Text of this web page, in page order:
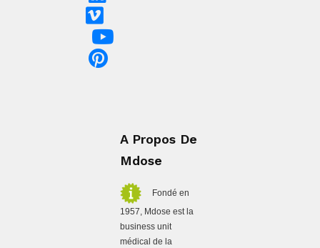
A Propos De
Mdose
Fondé en
1957, Mdose est la
business unit
médical de la